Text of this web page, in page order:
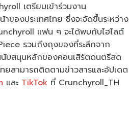
เตรียมเข้าร่วมงาน
องประเทศไทย ซึ่งจะจัดขึ้นระหว่าง
แฟน ๆ จะได้พบกับไฮไลต์
รวมถึงถุงของที่ระลึกจาก
บสนุนหลักของคอนเสิร์ตดนตรีสด
สามารถติดตามข่าวสารและอัปเดต
และ TikTok ที่ Crunchyroll_TH